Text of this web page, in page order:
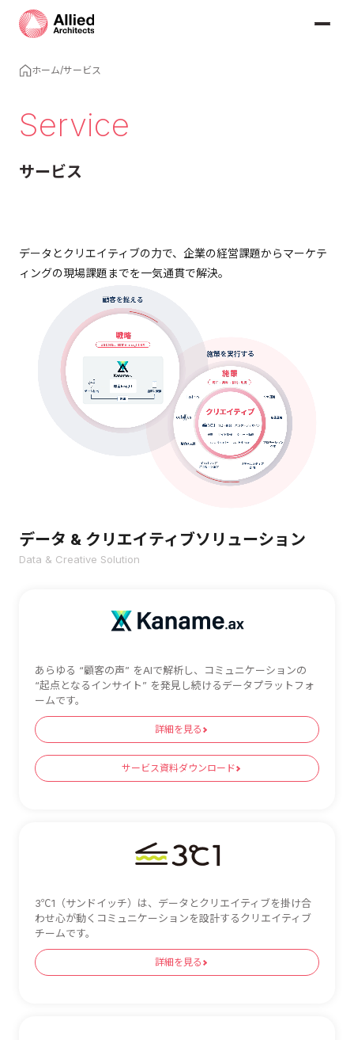
ホーム/サービス
Service
サービス
データとクリエイティブの力で、企業の経営課題からマーケテ
ィングの現場課題までを一気通貫で解決。
データ & クリエイティブソリューション
Data & Creative Solution
あらゆる “顧客の声” をAIで解析し、コミュニケーションの
“起点となるインサイト” を発見し続けるデータプラットフォ
ームです。
詳細を見る
サービス資料ダウンロード
3℃1（サンドイッチ）は、データとクリエイティブを掛け合
わせ心が動くコミュニケーションを設計するクリエイティブ
チームです。
詳細を見る